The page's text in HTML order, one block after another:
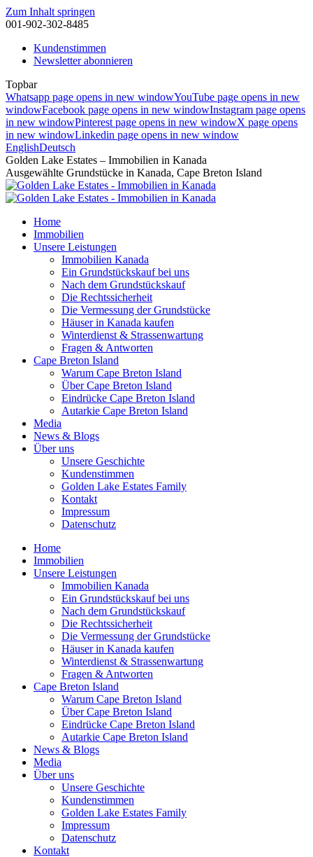
Zum Inhalt springen
001-902-302-8485
Kundenstimmen
Newsletter abonnieren
Topbar
Whatsapp page opens in new windowYouTube page opens in new
windowFacebook page opens in new windowInstagram page opens
in new windowPinterest page opens in new windowX page opens
in new windowLinkedin page opens in new window
EnglishDeutsch
Golden Lake Estates – Immobilien in Kanada
Ausgewählte Grundstücke in Kanada, Cape Breton Island
Home
Immobilien
Unsere Leistungen
Immobilien Kanada
Ein Grundstückskauf bei uns
Nach dem Grundstückskauf
Die Rechtssicherheit
Die Vermessung der Grundstücke
Häuser in Kanada kaufen
Winterdienst & Strassenwartung
Fragen & Antworten
Cape Breton Island
Warum Cape Breton Island
Über Cape Breton Island
Eindrücke Cape Breton Island
Autarkie Cape Breton Island
Media
News & Blogs
Über uns
Unsere Geschichte
Kundenstimmen
Golden Lake Estates Family
Kontakt
Impressum
Datenschutz
Home
Immobilien
Unsere Leistungen
Immobilien Kanada
Ein Grundstückskauf bei uns
Nach dem Grundstückskauf
Die Rechtssicherheit
Die Vermessung der Grundstücke
Häuser in Kanada kaufen
Winterdienst & Strassenwartung
Fragen & Antworten
Cape Breton Island
Warum Cape Breton Island
Über Cape Breton Island
Eindrücke Cape Breton Island
Autarkie Cape Breton Island
News & Blogs
Media
Über uns
Unsere Geschichte
Kundenstimmen
Golden Lake Estates Family
Impressum
Datenschutz
Kontakt